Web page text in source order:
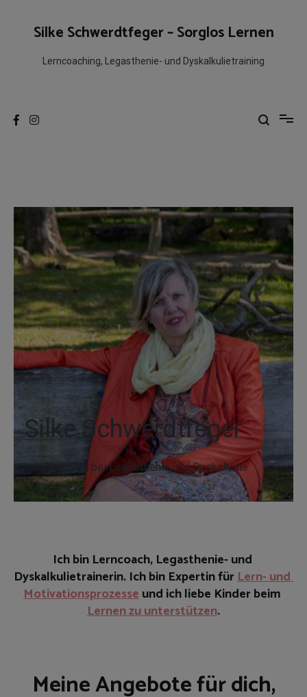
springenSilke Schwerdtfeger – Sorglos Lernen
Lerncoaching, Legasthenie- und Dyskalkulietraining
Silke Schwerdtfeger
Lerncoaching bei Legasthenie und Dyskalkulie
Ich bin Lerncoach, Legasthenie- und
Dyskalkulietrainerin. Ich bin Expertin für Lern- und
Motivationsprozesse
Lernen zu unterstützen.
Meine Angebote für dich,